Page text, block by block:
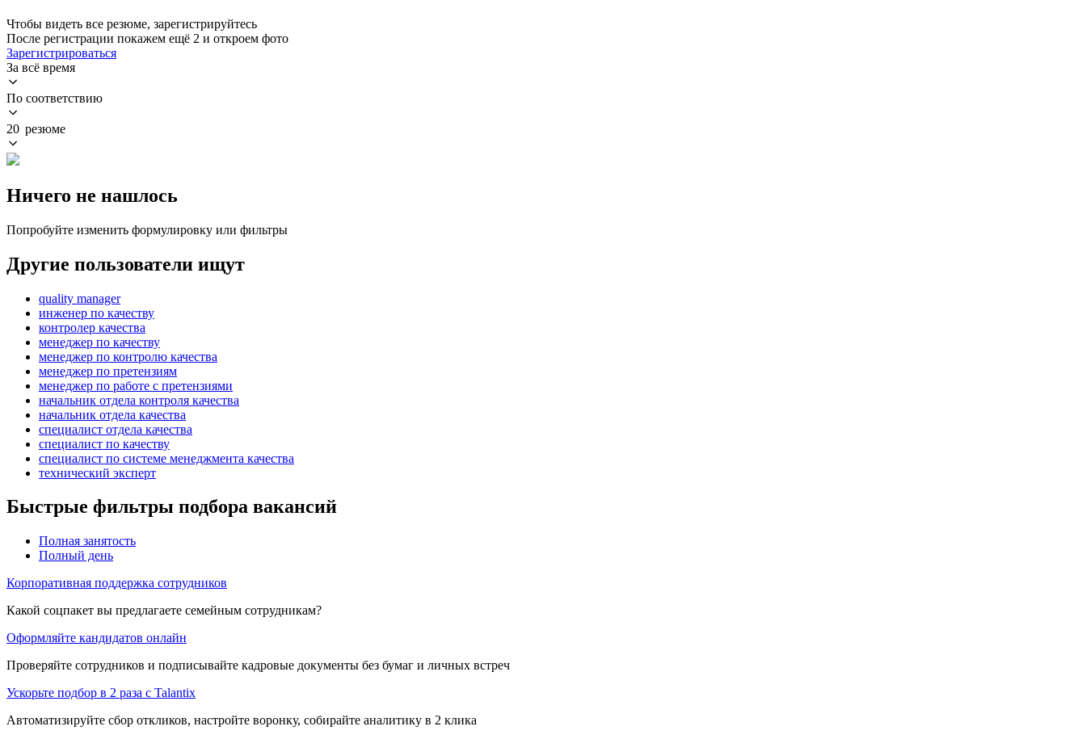
Чтобы видеть все резюме, зарегистрируйтесь
После регистрации покажем ещё 2 и откроем фото
Зарегистрироваться
За всё время
По соответствию
20 резюме
Ничего не нашлось
Попробуйте изменить формулировку или фильтры
Другие пользователи ищут
quality manager
инженер по качеству
контролер качества
менеджер по качеству
менеджер по контролю качества
менеджер по претензиям
менеджер по работе с претензиями
начальник отдела контроля качества
начальник отдела качества
специалист отдела качества
специалист по качеству
специалист по системе менеджмента качества
технический эксперт
Быстрые фильтры подбора вакансий
Полная занятость
Полный день
Корпоративная поддержка сотрудников
Какой соцпакет вы предлагаете семейным сотрудникам?
Оформляйте кандидатов онлайн
Проверяйте сотрудников и подписывайте кадровые документы без бумаг и личных встреч
Ускорьте подбор в 2 раза с Talantix
Автоматизируйте сбор откликов, настройте воронку, собирайте аналитику в 2 клика